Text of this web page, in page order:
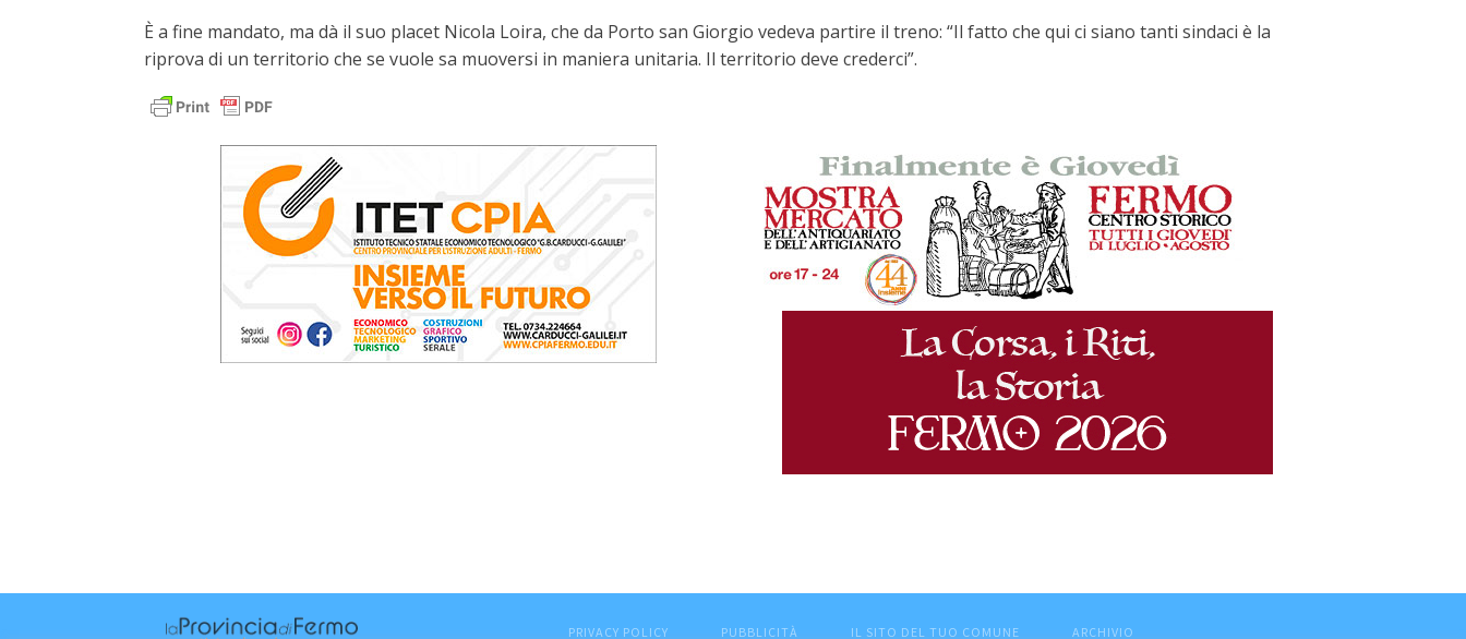
È a fine mandato, ma dà il suo placet Nicola Loira, che da Porto san Giorgio vedeva partire il treno: “Il fatto che qui ci siano tanti sindaci è la
riprova di un territorio che se vuole sa muoversi in maniera unitaria. Il territorio deve crederci”.
PRIVACY POLICY PUBBLICITÀ IL SITO DEL TUO COMUNE ARCHIVIO